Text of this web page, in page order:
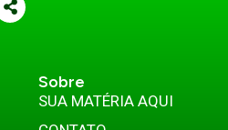
Sobre
SUA MATÉRIA AQUI